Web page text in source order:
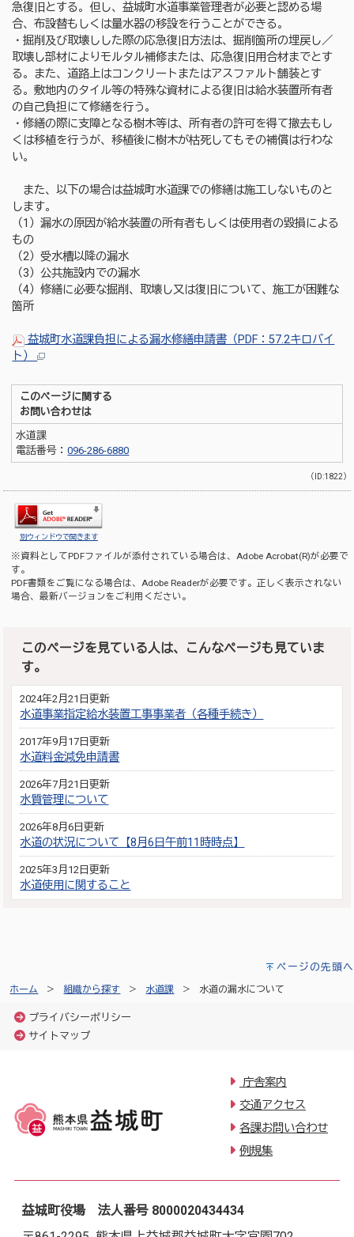
急復旧とする。但し、益城町水道事業管理者が必要と認める場
合、布設替もしくは量水器の移設を行うことができる。
・掘削及び取壊しした際の応急復旧方法は、掘削箇所の埋戻し／
取壊し部材によりモルタル補修または、応急復旧用合材までとす
る。また、道路上はコンクリートまたはアスファルト舗装とす
る。敷地内のタイル等の特殊な資材による復旧は給水装置所有者
の自己負担にて修繕を行う。
・修繕の際に支障となる樹木等は、所有者の許可を得て撤去もし
くは移植を行うが、移植後に樹木が枯死してもその補償は行わな
い。
また、以下の場合は益城町水道課での修繕は施工しないものと
します。
（1）漏水の原因が給水装置の所有者もしくは使用者の毀損による
もの
（2）受水槽以降の漏水
（3）公共施設内での漏水
（4）修繕に必要な掘削、取壊し又は復旧について、施工が困難な
箇所
益城町水道課負担による漏水修繕申請書（PDF：57.2キロバイ
ト）
このページに関する
お問い合わせは
水道課
電話番号：096-286-6880
（ID:1822）
別ウィンドウで開きます
※資料としてPDFファイルが添付されている場合は、Adobe Acrobat(R)が必要で
す。
PDF書類をご覧になる場合は、Adobe Readerが必要です。正しく表示されない
場合、最新バージョンをご利用ください。
このページを見ている人は、こんなページも見ていま
す。
2024年2月21日更新
水道事業指定給水装置工事事業者（各種手続き）
2017年9月17日更新
水道料金減免申請書
2026年7月21日更新
水質管理について
2026年8月6日更新
水道の状況について【8月6日午前11時時点】
2025年3月12日更新
水道使用に関すること
ページの先頭へ
ホーム 組織から探す 水道課 水道の漏水について
プライバシーポリシー
サイトマップ
庁舎案内
交通アクセス
各課お問い合わせ
例規集
益城町役場 法人番号 8000020434434